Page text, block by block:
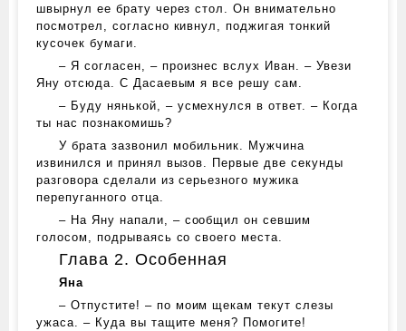
швырнул ее брату через стол. Он внимательно
посмотрел, согласно кивнул, поджигая тонкий
кусочек бумаги.
– Я согласен, – произнес вслух Иван. – Увези
Яну отсюда. С Дасаевым я все решу сам.
– Буду нянькой, – усмехнулся в ответ. – Когда
ты нас познакомишь?
У брата зазвонил мобильник. Мужчина
извинился и принял вызов. Первые две секунды
разговора сделали из серьезного мужика
перепуганного отца.
– На Яну напали, – сообщил он севшим
голосом, подрываясь со своего места.
Глава 2. Особенная
Яна
– Отпустите! – по моим щекам текут слезы
ужаса. – Куда вы тащите меня? Помогите!